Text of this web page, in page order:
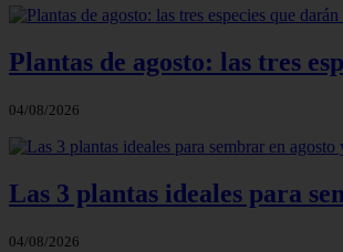
Plantas de agosto: las tres
04/08/2026
Las 3 plantas ideales para
04/08/2026